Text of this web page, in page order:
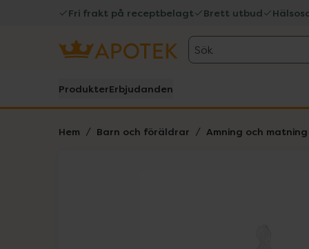
Fri frakt på receptbelagt Brett utbud
Sök
ProdukterErbjudanden
Hem Barn och föräldrar Amning och matning